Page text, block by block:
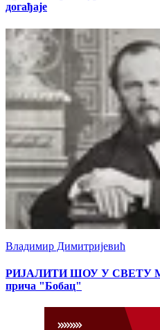
догађаје
Владимир Димитријевић
РИЈАЛИТИ ШОУ У СВЕТУ
прича "Бобац"